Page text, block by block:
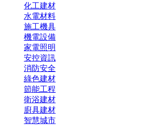
化工建材
水電材料
施工機具
機電設備
家電照明
安控資訊
消防安全
綠色建材
節能工程
衛浴建材
廚具建材
智慧城市